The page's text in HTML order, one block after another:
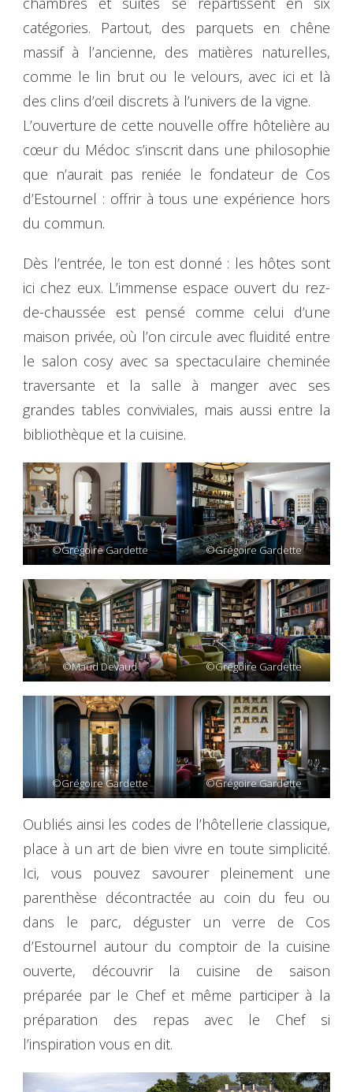
catégories. Partout, des parquets en chêne
massif à l’ancienne, des matières naturelles,
comme le lin brut ou le velours, avec ici et là
des clins d’œil discrets à l’univers de la vigne.
L’ouverture de cette nouvelle offre hôtelière au
cœur du Médoc s’inscrit dans une philosophie
que n’aurait pas reniée le fondateur de Cos
d’Estournel : offrir à tous une expérience hors
du commun.
Dès l’entrée, le ton est donné : les hôtes sont
ici chez eux. L’immense espace ouvert du rez-
de-chaussée est pensé comme celui d’une
maison privée, où l’on circule avec fluidité entre
le salon cosy avec sa spectaculaire cheminée
traversante et la salle à manger avec ses
grandes tables conviviales, mais aussi entre la
bibliothèque et la cuisine.
©Grégoire Gardette ©Grégoire Gardette
©Maud Devaud ©Grégoire Gardette
©Grégoire Gardette ©Grégoire Gardette
Oubliés ainsi les codes de l’hôtellerie classique,
place à un art de bien vivre en toute simplicité.
Ici, vous pouvez savourer pleinement une
parenthèse décontractée au coin du feu ou
dans le parc, déguster un verre de Cos
d’Estournel autour du comptoir de la cuisine
ouverte, découvrir la cuisine de saison
préparée par le Chef et même participer à la
préparation des repas avec le Chef si
l’inspiration vous en dit.